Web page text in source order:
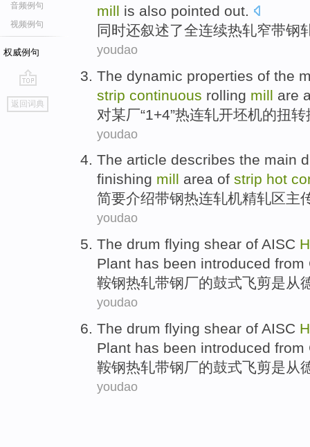
音频例句
视频例句
权威例句
go
top
返回词典
mill is also pointed out.
同时还叙述了全连续热轧窄带钢
youdao
The dynamic properties of the
strip continuous rolling mill are
对某厂“1 +4”热连轧开坯机的扭转
youdao
The article describes the main
finishing mill area of strip hot
简要介绍带钢热连轧机精轧区主
youdao
The drum flying shear of AISC
Plant has been introduced from
鞍钢热轧带钢厂的鼓式飞剪是从
youdao
The drum flying shear of AISC
Plant has been introduced from
鞍钢热轧带钢厂的鼓式飞剪是从
youdao